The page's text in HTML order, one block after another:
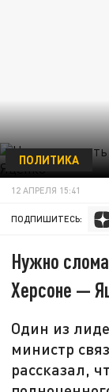
ПОЛИТИКА
12 АПРЕЛЯ 15:41
ПОДПИШИТЕСЬ:
Нужно
Херсоне —
Один из
министр
рассказал,